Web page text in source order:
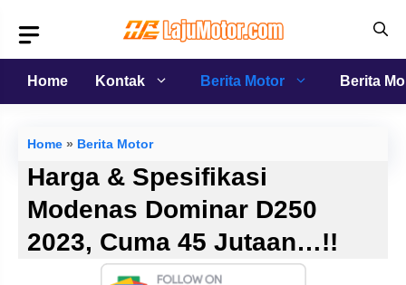
isi
Home
Kontak Berita Motor Berita
Home » Berita Motor
Harga & Spesifikasi
Modenas Dominar D250
2023, Cuma 45 Jutaan…!!